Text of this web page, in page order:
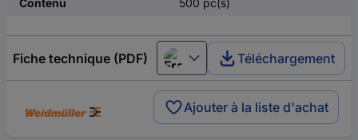
Contenu
500 pc(s)
Fiche technique (PDF) Français Téléchargement
Ajouter à la liste d'achat